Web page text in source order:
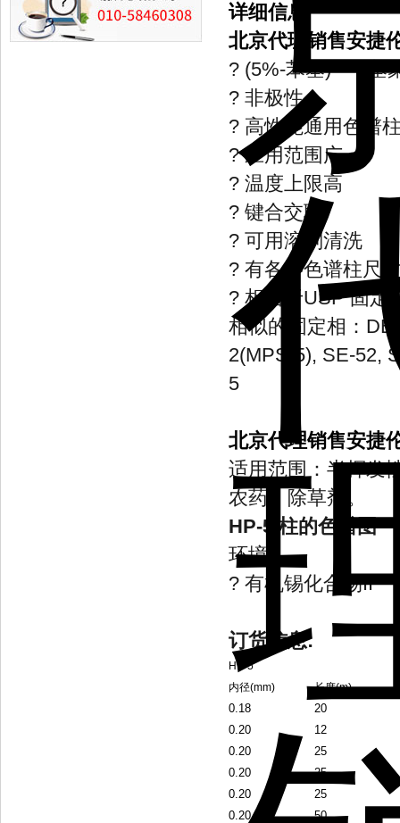
详细信息
北京代理销售安捷
? (5%-苯基) - 甲基
? 非极性
? 高性能通用色谱
? 应用范围广
? 温度上限高
? 键合交联
? 可用溶剂清洗
? 有各种色谱柱尺
? 相当于USP 固定
相似的固定相：
2(MPS-5), SE-52,
5
北京代理销售安捷
适用范围：半挥发
农药，除草剂。
HP-5 柱的色谱图
环境
? 有机锡化合物II
订货信息:
HP-5
内径(mm)
长度(m)
0.18
20
0.20
12
0.20
25
0.20
25
0.20
25
0.20
50